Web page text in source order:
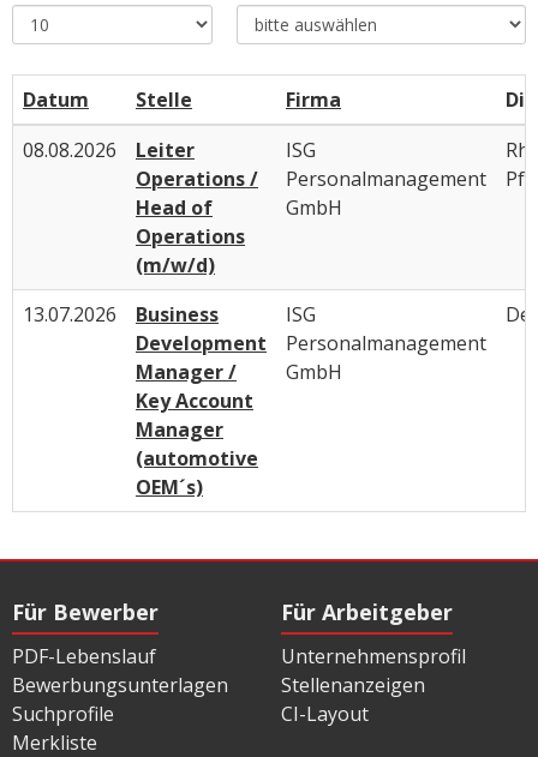
Datum Stelle Firma
08.08.2026
Leiter
Operations /
Head of
Operations
(m/w/d)
ISG
Personalmanagement
GmbH
13.07.2026
Business
Development
Manager /
Key Account
Manager
(automotive
OEM´s)
ISG
Personalmanagement
GmbH
Für Bewerber
PDF-Lebenslauf
Bewerbungsunterlagen
Suchprofile
Merkliste
Für Arbeitgeber
Unternehmensprofil
Stellenanzeigen
CI-Layout